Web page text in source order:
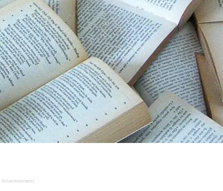
Advertisement